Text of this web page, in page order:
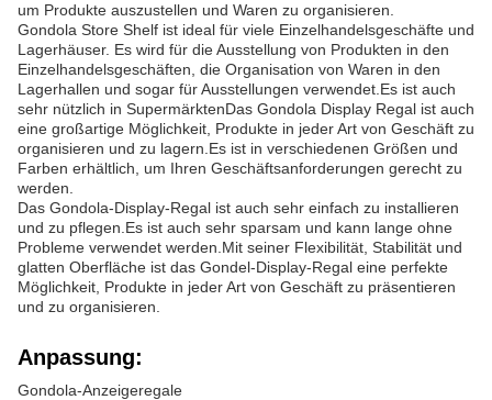
um Produkte auszustellen und Waren zu organisieren.
Gondola Store Shelf ist ideal für viele Einzelhandelsgeschäfte und
Lagerhäuser. Es wird für die Ausstellung von Produkten in den
Einzelhandelsgeschäften, die Organisation von Waren in den
Lagerhallen und sogar für Ausstellungen verwendet.Es ist auch
sehr nützlich in SupermärktenDas Gondola Display Regal ist auch
eine großartige Möglichkeit, Produkte in jeder Art von Geschäft zu
organisieren und zu lagern.Es ist in verschiedenen Größen und
Farben erhältlich, um Ihren Geschäftsanforderungen gerecht zu
werden.
Das Gondola-Display-Regal ist auch sehr einfach zu installieren
und zu pflegen.Es ist auch sehr sparsam und kann lange ohne
Probleme verwendet werden.Mit seiner Flexibilität, Stabilität und
glatten Oberfläche ist das Gondel-Display-Regal eine perfekte
Möglichkeit, Produkte in jeder Art von Geschäft zu präsentieren
und zu organisieren.
Anpassung:
Gondola-Anzeigeregale